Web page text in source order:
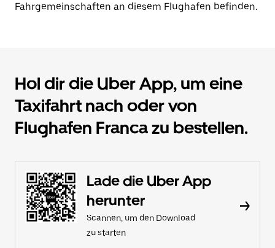
Fahrgemeinschaften an diesem Flughafen befinden.
Hol dir die Uber App, um eine
Taxifahrt nach oder von
Flughafen Franca zu bestellen.
Lade die Uber App
herunter
Scannen, um den Download
zu starten